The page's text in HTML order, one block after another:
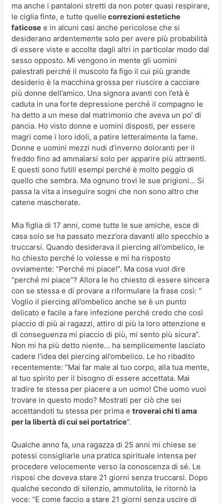
ma anche i pantaloni stretti da non poter quasi respirare,
le ciglia finte, e tutte quelle correzioni estetiche
faticose e in alcuni casi anche pericolose che si
desiderano ardentemente solo per avere più probabilità
di essere viste e accolte dagli altri in particolar modo dal
sesso opposto. Mi vengono in mente gli uomini
palestrati perché il muscolo fa figo il cui più grande
desiderio è la macchina grossa per riuscire a cacciare
più donne dell’amico. Una signora avanti con l’età è
caduta in una forte depressione perché il compagno le
ha detto a un mese dal matrimonio che aveva un po’ di
pancia. Ho visto donne e uomini disposti, per essere
magri come i loro idoli, a patire letteralmente la fame.
Donne e uomini mezzi nudi d’inverno doloranti per il
freddo fino ad ammalarsi solo per apparire più attraenti.
E questi sono futili esempi perché è molto peggio di
quello che sembra. Ma ognuno trovi le sue prigioni… Si
passa la vita a inseguire sogni che non sono altro che
catene mascherate.
Mia figlia di 17 anni, come tutte le sue amiche, esce di
casa solo se ha passato mezz’ora davanti allo specchio a
truccarsi. Quando desiderava il piercing all’ombelico, le
ho chiesto perché lo volesse e mi ha risposto
ovviamente: “Perché mi piace!”. Ma cosa vuol dire
“perché mi piace”? Allora le ho chiesto di essere sincera
con se stessa e di provare a riformulare la frase così: “
Voglio il piercing all’ombelico anche se è un punto
delicato e facile a fare infezione perché credo che così
piaccio di più ai ragazzi, attiro di più la loro attenzione e
di conseguenza mi piaccio di più, mi sento più sicura”.
Non mi ha più detto niente… ha semplicemente lasciato
cadere l’idea del piercing all’ombelico. Le ho ribadito
recentemente: “Mai far male al tuo corpo, alla tua mente,
al tuo spirito per il bisogno di essere accettata. Mai
tradire te stessa per piacere a un uomo! Che uomo vuoi
trovare in questo modo? Mostrati per ciò che sei
accettandoti tu stessa per prima etroverai chi ti ama
per la libertà di cui sei portatrice”.
Qualche anno fa, una ragazza di 25 anni mi chiese se
potessi consigliarle una pratica spirituale intensa per
procedere velocemente verso la conoscenza di sé. Le
risposi che doveva stare 21 giorni senza truccarsi. Dopo
qualche secondo di silenzio, ammutolita, le ritornò la
voce: “E come faccio a stare 21 giorni senza uscire di